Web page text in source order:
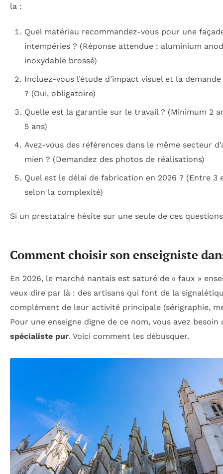
la :
Quel matériau recommandez-vous pour une
intempéries ? (Réponse attendue : aluminium
inoxydable brossé)
Incluez-vous l’étude d’impact visuel et la
? (Oui, obligatoire)
Quelle est la garantie sur le travail ? (Minimum 2
5 ans)
Avez-vous des références dans le même secteur
mien ? (Demandez des photos de réalisations)
Quel est le délai de fabrication en 2026 ? (Entre 3
selon la complexité)
Si un prestataire hésite sur une seule de ces
Comment choisir son enseigniste
En 2026, le marché nantais est saturé de « faux »
veux dire par là : des artisans qui font de la
complément de leur activité principale (sérigraphie,
Pour une enseigne digne de ce nom, vous avez besoin
spécialiste pur. Voici comment les débusquer.